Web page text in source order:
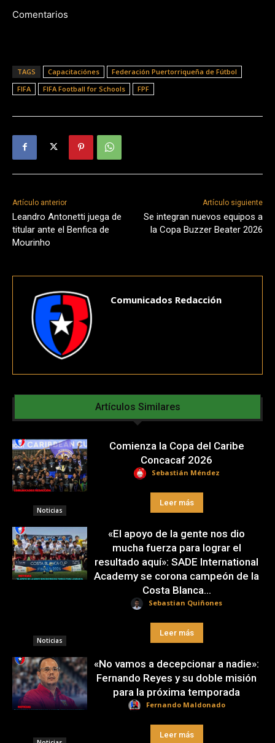
Comentarios
TAGS Capacitaciónes
Federación Puertorriqueña de Fútbol
FIFA
FIFA Football for Schools FPF
Artículo anterior
Leandro Antonetti juega de
titular ante el Benfica de
Mourinho
Artículo siguiente
Se integran nuevos equipos a
la Copa Buzzer Beater 2026
Comunicados Redacción
Artículos Similares
Noticias
Comienza la Copa del Caribe
Concacaf 2026
Sebastián Méndez
Leer más
Noticias
«El apoyo de la gente nos dio
mucha fuerza para lograr el
resultado aquí»: SADE International
Academy se corona campeón de la
Costa Blanca...
Sebastian Quiñones
Leer más
«No vamos a decepcionar a nadie»:
Fernando Reyes y su doble misión
para la próxima temporada
Fernando Maldonado
Leer más